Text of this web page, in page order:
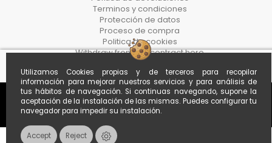
Utilizamos Cookies propias y de terceros para recopilar
información para mejorar nuestros servicios y para análisis de
tus hábitos de navegación. Si continuas navegando, supone la
aceptación de la instalación de las mismas. Puedes configurar tu
navegador para impedir su instalación.
Accept Reject
Terminos y condiciones
Protección de datos
Proceso de compra
Politica de cookies
Withdraw from the contract here